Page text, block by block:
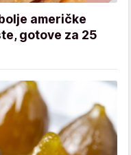
američke
gotove za 25